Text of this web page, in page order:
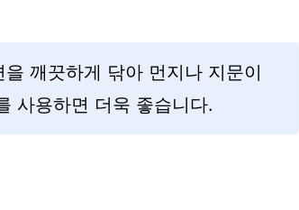
깨끗하게 닦아 먼지나 지문이
사용하면 더욱 좋습니다.